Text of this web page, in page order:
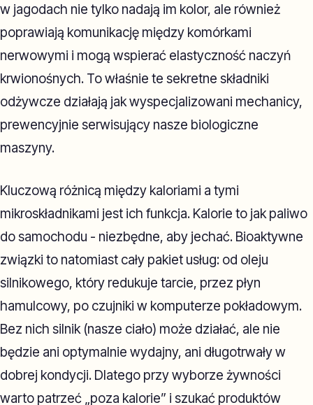
w jagodach nie tylko nadają im kolor, ale również
poprawiają komunikację między komórkami
nerwowymi i mogą wspierać elastyczność naczyń
krwionośnych. To właśnie te sekretne składniki
odżywcze działają jak wyspecjalizowani mechanicy,
prewencyjnie serwisujący nasze biologiczne
maszyny.
Kluczową różnicą między kaloriami a tymi
mikroskładnikami jest ich funkcja. Kalorie to jak paliwo
do samochodu - niezbędne, aby jechać. Bioaktywne
związki to natomiast cały pakiet usług: od oleju
silnikowego, który redukuje tarcie, przez płyn
hamulcowy, po czujniki w komputerze pokładowym.
Bez nich silnik (nasze ciało) może działać, ale nie
będzie ani optymalnie wydajny, ani długotrwały w
dobrej kondycji. Dlatego przy wyborze żywności
warto patrzeć „poza kalorie” i szukać produktów